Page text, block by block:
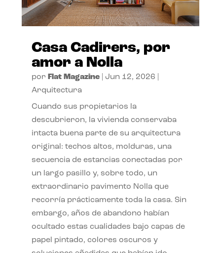
Casa Cadirers, por
amor a Nolla
por Flat Magazine| Jun 12, 2026
Arquitectura
Cuando sus propietarios la
descubrieron, la vivienda conservaba
intacta buena parte de su arquitectura
original: techos altos, molduras, una
secuencia de estancias conectadas por
un largo pasillo y, sobre todo, un
extraordinario pavimento Nolla que
recorría prácticamente toda la casa. Sin
embargo, años de abandono habían
ocultado estas cualidades bajo capas de
papel pintado, colores oscuros y